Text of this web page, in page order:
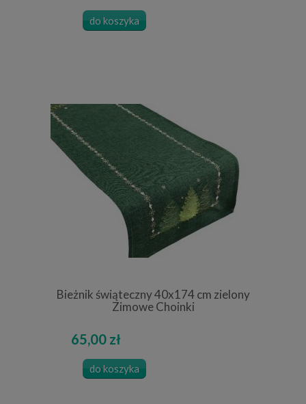
do koszyka
Bieżnik świąteczny 40x174 cm zielony
Zimowe Choinki
65,00 zł
do koszyka